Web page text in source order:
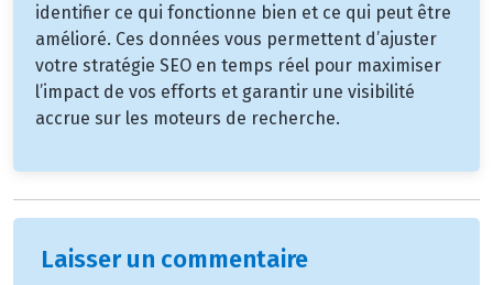
identifier ce qui fonctionne bien et ce qui peut être
amélioré. Ces données vous permettent d’ajuster
votre stratégie SEO en temps réel pour maximiser
l’impact de vos efforts et garantir une visibilité
accrue sur les moteurs de recherche.
Laisser un commentaire